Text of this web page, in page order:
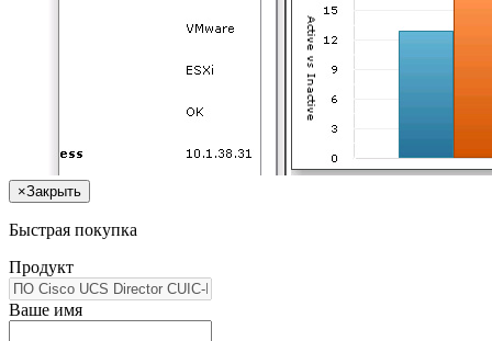
×Закрыть
Быстрая покупка
Продукт
Ваше имя